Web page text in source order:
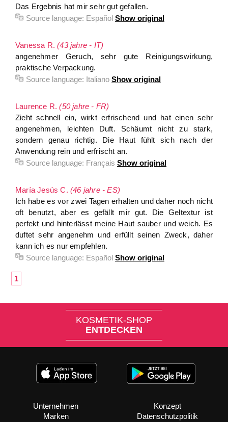
Das Ergebnis hat mir sehr gut gefallen.
Source language: Español Show original
Vanessa R.(43 jahre - IT)
angenehmer Geruch, sehr gute Reinigungswirkung,
praktische Verpackung.
Source language: Italiano Show original
Laurence R.(50 jahre - FR)
Zieht schnell ein, wirkt erfrischend und hat einen sehr
angenehmen, leichten Duft. Schäumt nicht zu stark,
sondern genau richtig. Die Haut fühlt sich nach der
Anwendung rein und erfrischt an.
Source language: Français Show original
María Jesús C. (46 jahre - ES)
Ich habe es vor zwei Tagen erhalten und daher noch nicht
oft benutzt, aber es gefällt mir gut. Die Geltextur ist
perfekt und hinterlässt meine Haut sauber und weich. Es
duftet sehr angenehm und erfüllt seinen Zweck, daher
kann ich es nur empfehlen.
Source language: Español Show original
1
KOSMETIK-SHOP
ENTDECKEN
Unternehmen
Marken
Konzept
Datenschutzpolitik